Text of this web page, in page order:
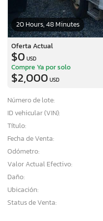
20 Hours, 48 Minutes
Oferta Actual
$0 USD
Compre Ya por solo
$2,000 USD
Número de lote:
ID vehicular (VIN):
Título:
Fecha de Venta:
Odómetro:
Valor Actual Efectivo:
Daño:
Ubicación:
Status de Venta: